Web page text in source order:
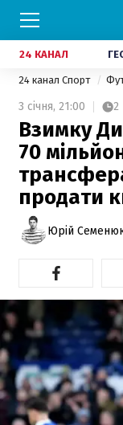
24 КАНАЛ
24 канал Спорт
3 січня, 21:00 2
Взимку
70
продати
Юрій